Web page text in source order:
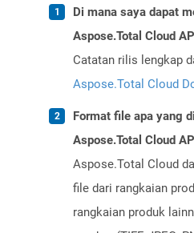
Di mana saya dapat
Aspose.Total Cloud
Catatan rilis lengkap
Aspose.Total Cloud
Format file apa yang
Aspose.Total Cloud
Aspose.Total Cloud
file dari rangkaian
rangkaian produk